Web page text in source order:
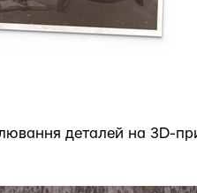
деталей на 3D-